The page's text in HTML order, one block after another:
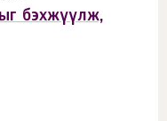
бэхжүүлж,